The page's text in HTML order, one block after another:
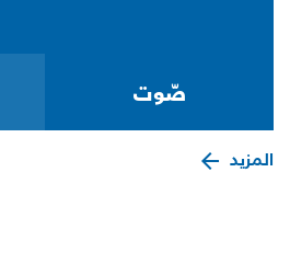
المزيد